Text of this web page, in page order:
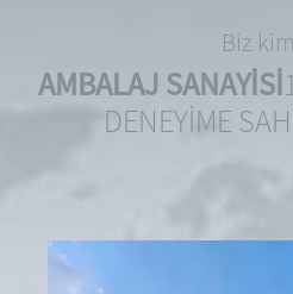
Biz
AMBALAJ SANAYİSİ
DENEYİME